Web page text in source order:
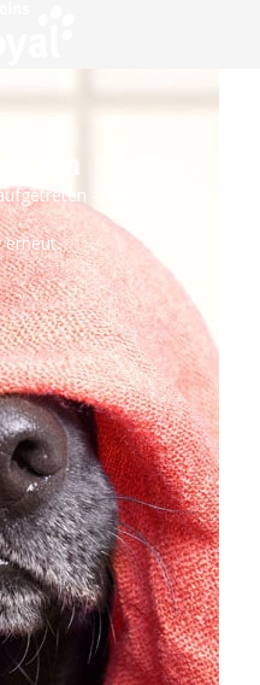
– wir sind
erneut.